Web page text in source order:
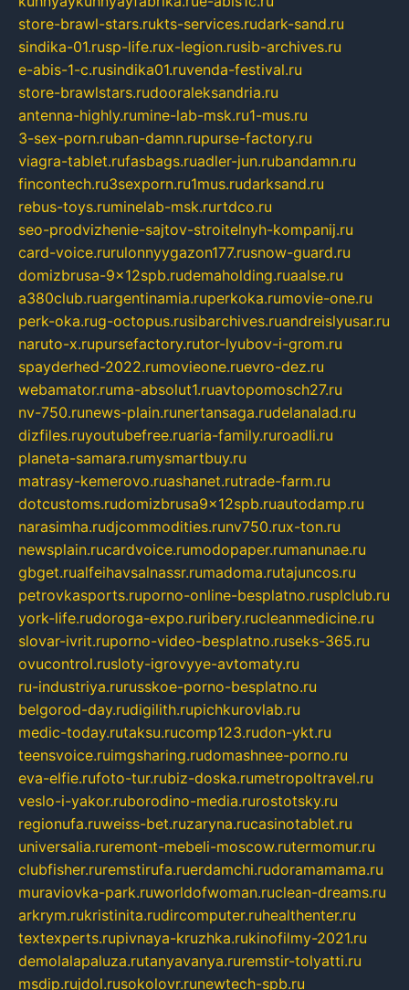
store-brawl-stars.rukts-services.rudark-sand.ru
sindika-01.rusp-life.rux-legion.rusib-archives.ru
e-abis-1-c.rusindika01.ruvenda-festival.ru
store-brawlstars.rudooraleksandria.ru
antenna-highly.rumine-lab-msk.ru1-mus.ru
3-sex-porn.ruban-damn.rupurse-factory.ru
viagra-tablet.rufasbags.ruadler-jun.rubandamn.ru
fincontech.ru3sexporn.ru1mus.rudarksand.ru
rebus-toys.ruminelab-msk.rurtdco.ru
seo-prodvizhenie-sajtov-stroitelnyh-kompanij.ru
card-voice.rurulonnyygazon177.rusnow-guard.ru
domizbrusa-9x12spb.rudemaholding.ruaalse.ru
a380club.ruargentinamia.ruperkoka.rumovie-one.ru
perk-oka.rug-octopus.rusibarchives.ruandreislyusar.ru
naruto-x.rupursefactory.rutor-lyubov-i-grom.ru
spayderhed-2022.rumovieone.ruevro-dez.ru
webamator.ruma-absolut1.ruavtopomosch27.ru
nv-750.runews-plain.runertansaga.rudelanalad.ru
dizfiles.ruyoutubefree.ruaria-family.ruroadli.ru
planeta-samara.rumysmartbuy.ru
matrasy-kemerovo.ruashanet.rutrade-farm.ru
dotcustoms.rudomizbrusa9x12spb.ruautodamp.ru
narasimha.rudjcommodities.runv750.rux-ton.ru
newsplain.rucardvoice.rumodopaper.rumanunae.ru
gbget.rualfeihavsalnassr.rumadoma.rutajuncos.ru
petrovkasports.ruporno-online-besplatno.rusplclub.ru
york-life.rudoroga-expo.ruribery.rucleanmedicine.ru
slovar-ivrit.ruporno-video-besplatno.ruseks-365.ru
ovucontrol.rusloty-igrovyye-avtomaty.ru
ru-industriya.rurusskoe-porno-besplatno.ru
belgorod-day.rudigilith.rupichkurovlab.ru
medic-today.rutaksu.rucomp123.rudon-ykt.ru
teensvoice.ruimgsharing.rudomashnee-porno.ru
eva-elfie.rufoto-tur.rubiz-doska.rumetropoltravel.ru
veslo-i-yakor.ruborodino-media.rurostotsky.ru
regionufa.ruweiss-bet.ruzaryna.rucasinotablet.ru
universalia.ruremont-mebeli-moscow.rutermomur.ru
clubfisher.ruremstirufa.ruerdamchi.rudoramamama.ru
muraviovka-park.ruworldofwoman.ruclean-dreams.ru
arkrym.rukristinita.rudircomputer.ruhealthenter.ru
textexperts.rupivnaya-kruzhka.rukinofilmy-2021.ru
demolalapaluza.rutanyavanya.ruremstir-tolyatti.ru
msdip.rujdol.rusokolovr.runewtech-spb.ru